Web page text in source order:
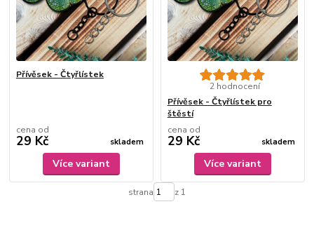
Přívěsek - Čtyřlístek
cena od
29 Kč skladem
Více variant
2 hodnocení
Přívěsek - Čtyřlístek pro
štěstí
cena od
29 Kč skladem
Více variant
strana z 1